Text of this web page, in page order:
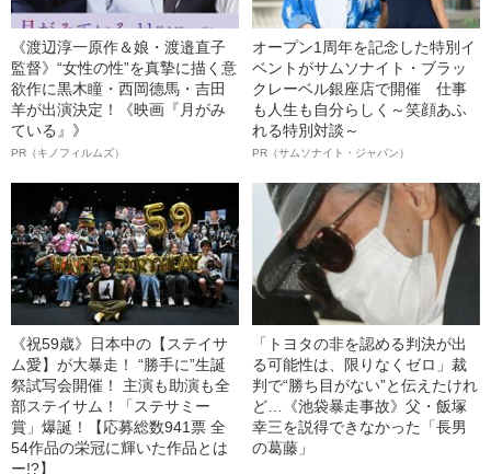
《渡辺淳一原作＆娘・渡邉直子
監督》“女性の性”を真摯に描く意
欲作に黒木瞳・西岡德馬・吉田
羊が出演決定！《映画『月がみ
ている』》
PR（キノフィルムズ）
オープン1周年を記念した特別イ
ベントがサムソナイト・ブラッ
クレーベル銀座店で開催 仕事
も人生も自分らしく～笑顔あふ
れる特別対談～
PR（サムソナイト・ジャパン）
《祝59歳》日本中の【ステイサ
ム愛】が大暴走！ “勝手に”生誕
祭試写会開催！ 主演も助演も全
部ステイサム！「ステサミー
賞」爆誕！【応募総数941票 全
54作品の栄冠に輝いた作品とは
ー!?】
「トヨタの非を認める判決が出
る可能性は、限りなくゼロ」裁
判で“勝ち目がない”と伝えたけれ
ど…《池袋暴走事故》父・飯塚
幸三を説得できなかった「長男
の葛藤」